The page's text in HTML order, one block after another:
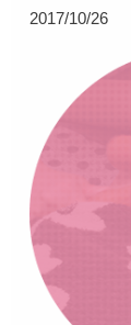
2017/10/26